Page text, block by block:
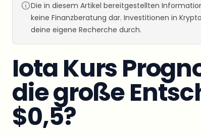
Die in diesem Artikel bereitgestellten
keine Finanzberatung dar. Investitionen in
deine eigene Recherche durch.
Iota Kurs
die große
$0,5?